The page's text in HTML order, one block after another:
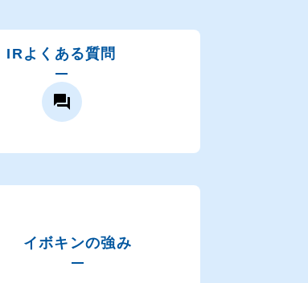
IRよくある質問
question_answer
イボキンの強み